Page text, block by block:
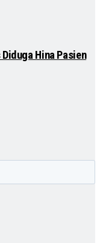
Hina Pasien